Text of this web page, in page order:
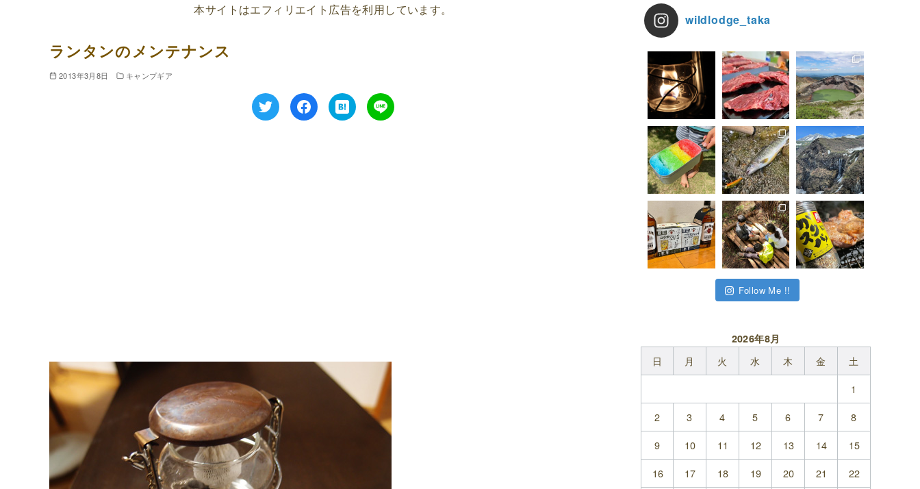
本サイトはエフィリエイト広告を利用しています。
ランタンのメンテナンス
2013年3月8日 キャンプギア
wildlodge_taka
Follow Me !!
2026年8月
日 月 火 水 木 金
土
1
2
3 4 5 6 7
8
9
10 11 12 13 14
15
16
17 18 19 20 21 22